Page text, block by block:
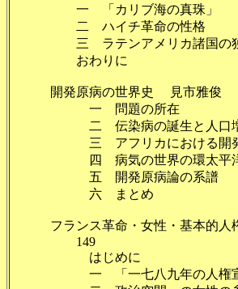
一 「カリブ
二 ハイチ革
三 ラテンアメリカ諸
おわ
開発原病の世界
一 問題
二 伝染病の誕生
三 アフリカにお
四 病気の世界の環太平
五 開発原病
六 ま
フランス革命・女性・基本的人
149
はじ
一 「一七八九年の人